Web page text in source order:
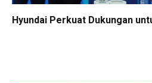
Hyundai Perkuat Dukungan